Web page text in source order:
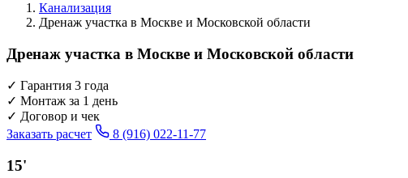
Канализация
Дренаж участка в Москве и Московской области
Дренаж участка в Москве и Московской области
✓ Гарантия 3 года
✓ Монтаж за 1 день
✓ Договор и чек
Заказать расчет
8 (916) 022-11-77
15'